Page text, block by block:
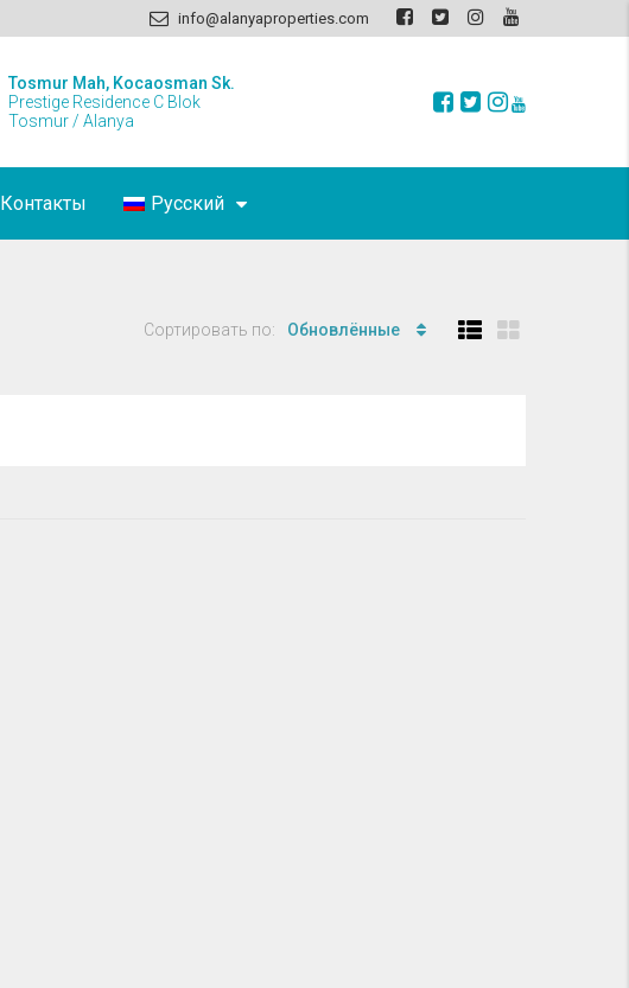
info@alanyaproperties.com
Tosmur Mah, Kocaosman Sk.
Prestige Residence C Blok
Tosmur / Alanya
Контакты Русский
Сортировать по: Обновлённые